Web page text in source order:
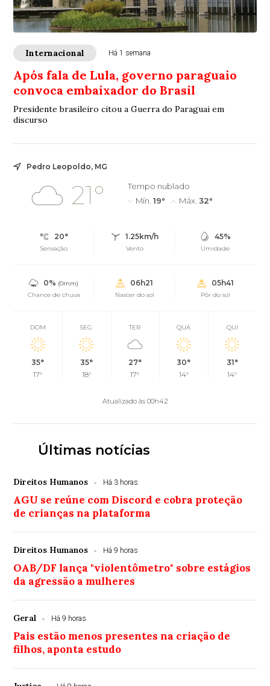
Internacional Há 1 semana
Após fala de Lula, governo paraguaio
convoca embaixador do Brasil
Presidente brasileiro citou a Guerra do Paraguai em
discurso
Pedro Leopoldo, MG
21°
Tempo nublado
Mín. 19° Máx. 32°
20°
Sensação
1.25km/h
Vento
45%
Umidade
0% (0mm)
Chance de chuva
06h21
Nascer do sol
05h41
Pôr do sol
DOM
35°
17°
SEG
35°
18°
TER
27°
17°
QUA
30°
14°
QUI
31°
14°
Atualizado às 00h42
Últimas notícias
Direitos Humanos Há 3 horas
AGU se reúne com Discord e cobra proteção
de crianças na plataforma
Direitos Humanos Há 9 horas
OAB/DF lança "violentômetro" sobre estágios
da agressão a mulheres
Geral Há 9 horas
Pais estão menos presentes na criação de
filhos, aponta estudo